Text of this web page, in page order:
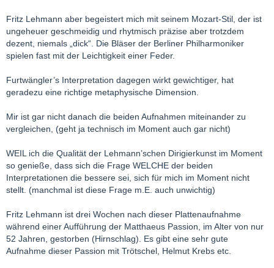
Fritz Lehmann aber begeistert mich mit seinem Mozart-Stil, der ist
ungeheuer geschmeidig und rhytmisch präzise aber trotzdem
dezent, niemals „dick“. Die Bläser der Berliner Philharmoniker
spielen fast mit der Leichtigkeit einer Feder.
Furtwängler’s Interpretation dagegen wirkt gewichtiger, hat
geradezu eine richtige metaphysische Dimension.
Mir ist gar nicht danach die beiden Aufnahmen miteinander zu
vergleichen, (geht ja technisch im Moment auch gar nicht)
WEIL ich die Qualität der Lehmann’schen Dirigierkunst im Moment
so genieße, dass sich die Frage WELCHE der beiden
Interpretationen die bessere sei, sich für mich im Moment nicht
stellt. (manchmal ist diese Frage m.E. auch unwichtig)
Fritz Lehmann ist drei Wochen nach dieser Plattenaufnahme
während einer Aufführung der Matthaeus Passion, im Alter von nur
52 Jahren, gestorben (Hirnschlag). Es gibt eine sehr gute
Aufnahme dieser Passion mit Trötschel, Helmut Krebs etc.